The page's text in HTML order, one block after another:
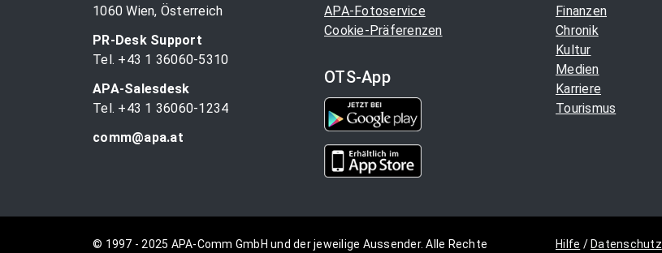
1060 Wien, Österreich
PR-Desk Support
Tel. +43 1 36060-5310
APA-Salesdesk
Tel. +43 1 36060-1234
comm@apa.at
APA-Fotoservice
Cookie-Präferenzen
OTS-App
Finanzen
Chronik
Kultur
Medien
Karriere
Tourismus
© 1997 - 2025 APA-Comm GmbH und der jeweilige Aussender. Alle Rechte Hilfe / Datenschutz